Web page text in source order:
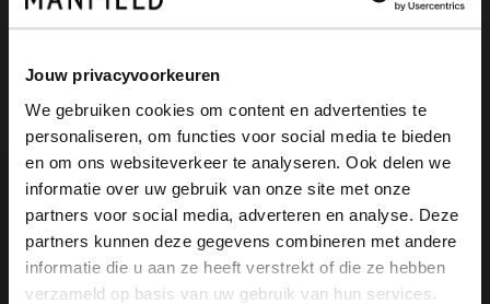
Jouw privacyvoorkeuren
We gebruiken cookies om content en advertenties te
personaliseren, om functies voor social media te bieden
en om ons websiteverkeer te analyseren. Ook delen we
informatie over uw gebruik van onze site met onze
partners voor social media, adverteren en analyse. Deze
partners kunnen deze gegevens combineren met andere
informatie die u aan ze heeft verstrekt of die ze hebben
verzameld op basis van uw gebruik van hun services.
Manfield
Cognacfarbene Lederschnürschuhe
139.98
83.99
Manfield
140.00
70.00
-50% -50%
×
View this website in English?
It looks like your language isn't Dutch. Would
you like to switch to English?